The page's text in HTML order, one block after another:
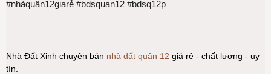
#nhàquận12giarẻ #bdsquan12 #bdsq12p
Nhà Đất Xinh chuyên bán nhà đất quận 12 giá rẻ - chất lượng - uy
tín.